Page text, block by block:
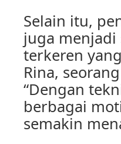
Selain itu,
juga
terkeren
Rina,
“Dengan
berbagai
semakin